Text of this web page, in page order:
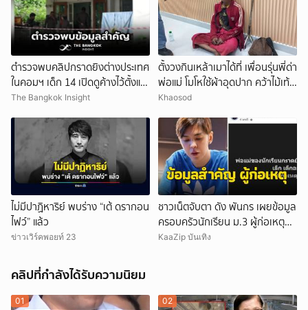
ตำรวจพบคลิปกราดยิงต่างประเทศ
ในคอมฯ เด็ก 14 เปิดดูค้างไว้ตั้งแต่
วันที่ 30 ก.ค.
The Bangkok Insight
ตั้งวงกินเหล้าเมาได้ที่ เพื่อนรุ่นพี่ด่า
พ่อแม่ โมโหใช้ผ้าอุดปาก คว้าไม้เท้า
กระหน่ำฟาดเสียชีวิต
Khaosod
ไม่มีปาฏิหาริย์ พบร่าง “เต้ ดรากอน
ไฟว์” แล้ว
ข่าวเวิร์คพอยท์ 23
ชาวเน็ตจับตา ดัง พันกร เผยข้อมูล
ครอบครัวนักเรียน ม.3 ผู้ก่อเหตุ
และที่มาอาวุธ
KaaZip บันเทิง
คลิปที่กำลังได้รับความนิยม
01 02